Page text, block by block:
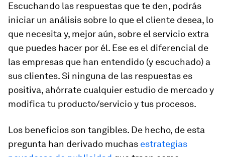
Escuchando las respuestas que te den, podrás
iniciar un análisis sobre lo que el cliente desea, lo
que necesita y, mejor aún, sobre el servicio extra
que puedes hacer por él. Ese es el diferencial de
las empresas que han entendido (y escuchado) a
sus clientes. Si ninguna de las respuestas es
positiva, ahórrate cualquier estudio de mercado y
modifica tu producto/servicio y tus procesos.
Los beneficios son tangibles. De hecho, de esta
pregunta han derivado muchas estrategias